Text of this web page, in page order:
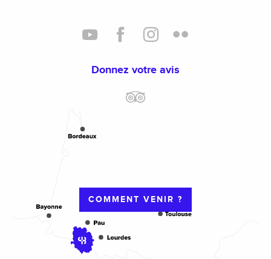
Donnez votre avis
COMMENT VENIR ?